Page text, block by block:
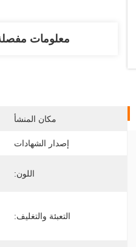
معلومات
مكان المنشأ
إصدار الشهادات
اللون:
التعبئة والتغليف: